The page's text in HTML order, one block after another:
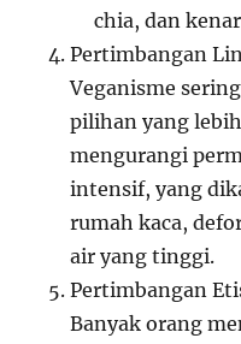
chia, dan
Pertimbangan
Veganisme
pilihan yang
mengurangi
intensif, yang
rumah kaca,
air yang tinggi.
Pertimbangan
Banyak orang